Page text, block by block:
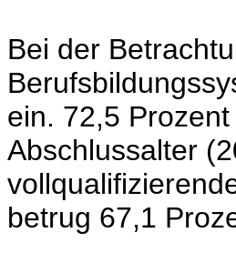
Bei der
ein. 72,5
Abschlussalter
betrug 67,1